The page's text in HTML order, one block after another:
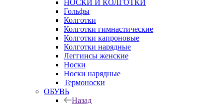
НОСКИ И КОЛГОТКИ
Гольфы
Колготки
Колготки гимнастические
Колготки капроновые
Колготки нарядные
Леггинсы женские
Носки
Носки нарядные
Термоноски
ОБУВЬ
Назад